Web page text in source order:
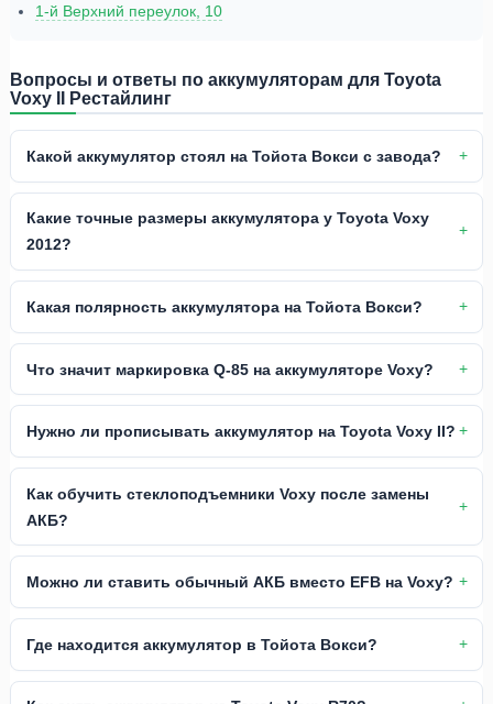
1-й Верхний переулок, 10
Вопросы и ответы по аккумуляторам для Toyota
Voxy II Рестайлинг
Какой аккумулятор стоял на Тойота Вокси с завода?
Какие точные размеры аккумулятора у Toyota Voxy
2012?
Какая полярность аккумулятора на Тойота Вокси?
Что значит маркировка Q-85 на аккумуляторе Voxy?
Нужно ли прописывать аккумулятор на Toyota Voxy II?
Как обучить стеклоподъемники Voxy после замены
АКБ?
Можно ли ставить обычный АКБ вместо EFB на Voxy?
Где находится аккумулятор в Тойота Вокси?